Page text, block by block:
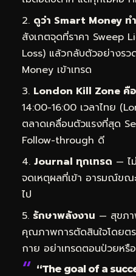
ดูว่า Smart Money ท
สังเกตจุดที่ราคา Sweep
Loss) แล้วกลับตัวอย่างร
Money เข้าเทรด
London Kill Zone คื
14:00-16:00 เวลาไทย
ตลาดเคลื่อนตัวแรงที่สุด
Follow-through ดี
Journal ทุกเทรด — ไ
จดเหตุผลที่เข้า อารมณ์ขณ
ไป
รักษาพลังงาน — สุขภา
คุณภาพการตัดสินใจโดยต
กาย อย่าเทรดตอนป่วยหรื
“The goal of a